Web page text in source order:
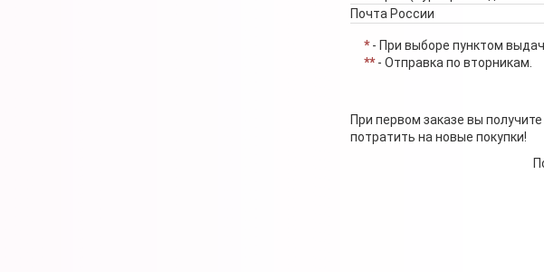
Почта России
*- При выборе пунктом
**- Отправка по вторникам.
При первом заказе вы
потратить на новые покупки!